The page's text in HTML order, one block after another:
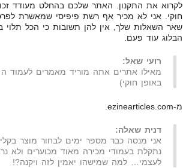
לקרוא את התקנון. האתר שלכם בהחלט מעודד
חוקי. אני לא מכיר אף רשת פיפיסי שמאשרת
שאר השאלות שלך, אין להן תשובות כי הכל תלוי
הבלוג עוד פעם.
רועי שאל:
באופן חוקי)
מ-ezinearticles.com.
דנית שאלה:
אני מנסה כבר מספר ימים לבחור מוצר
נתקלת בעמודי מכירה מאוד מכוערים ולא
לעצמי… למה שמישהו יאמין לזה ויקנה?!